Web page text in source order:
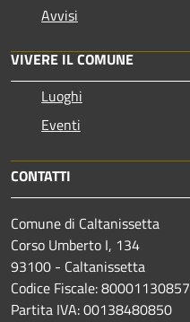
Avvisi
VIVERE IL COMUNE
Luoghi
Eventi
CONTATTI
Comune di Caltanissetta
Corso Umberto I, 134
93100 - Caltanissetta
Codice Fiscale: 80001130857
Partita IVA: 00138480850